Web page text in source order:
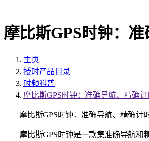
摩比斯GPS时钟：
主页
授时产品目录
时频科普
摩比斯GPS时钟：准确导航、精确
摩比斯GPS时钟：准确导航、精确计
摩比斯GPS时钟是一款集准确导航和精